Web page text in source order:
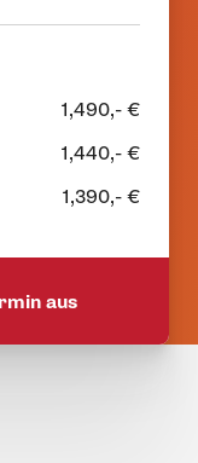
1,490,- €
1,440,- €
1,390,- €
aus